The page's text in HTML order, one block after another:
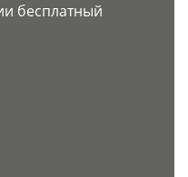
бесплатный